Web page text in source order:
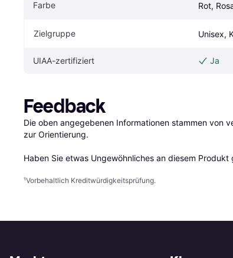
Farbe Rot,
Zielgruppe Unisex,
UIAA-zertifiziert Ja
Feedback
Die oben angegebenen Informationen stammen von
zur Orientierung.
Haben Sie etwas Ungewöhnliches an diesem Produkt
¹Vorbehaltlich Kreditwürdigkeitsprüfung.